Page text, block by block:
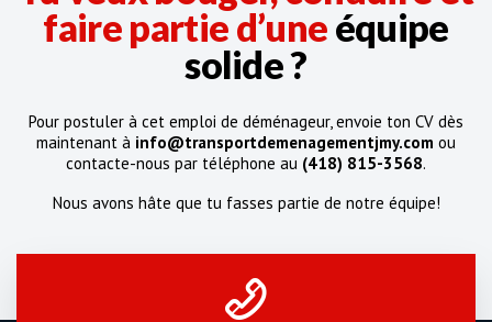
faire partie d’uneéquipe
solide ?
Pour postuler à cet emploi de déménageur, envoie ton CV dès
maintenant à info@transportdemenagementjmy.com ou
contacte-nous par téléphone au (418) 815-3568.
Nous avons hâte que tu fasses partie de notre équipe!